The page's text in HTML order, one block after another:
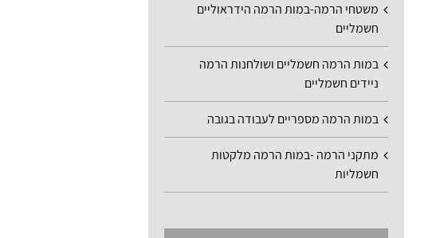
משטחי הרמה-במות הרמה הידראוליים
חשמליים
במות הרמה חשמליים ושולחנות הרמה
ניידים חשמליים
במות הרמה מספריים לעבודה בגובה
מתקני הרמה -במות הרמה מלקטות
חשמליות